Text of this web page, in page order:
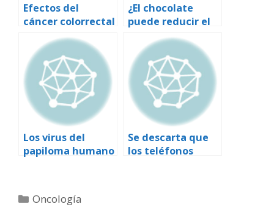
Efectos del
cáncer colorrectal
¿El chocolate
puede reducir el
riesgo de
derrame
cerebral?
Los virus del
papiloma humano
Se descarta que
los teléfonos
Categorías
Oncología